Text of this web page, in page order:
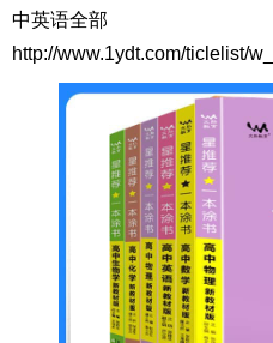
中英语全部
http://www.1ydt.com/ticlelist/